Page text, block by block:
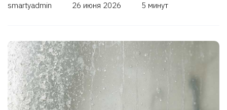
smartyadmin 26 июня 2026 5 минут